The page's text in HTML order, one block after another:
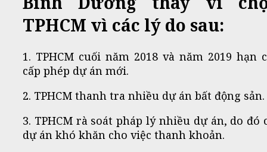
TPHCM vì các lý do sau:
1. TPHCM cuối năm 2018 và năm 2019 hạn
cấp phép dự án mới.
2. TPHCM thanh tra nhiều dự án bất động sản.
3. TPHCM rà soát pháp lý nhiều dự án, do đó
dự án khó khăn cho việc thanh khoản.